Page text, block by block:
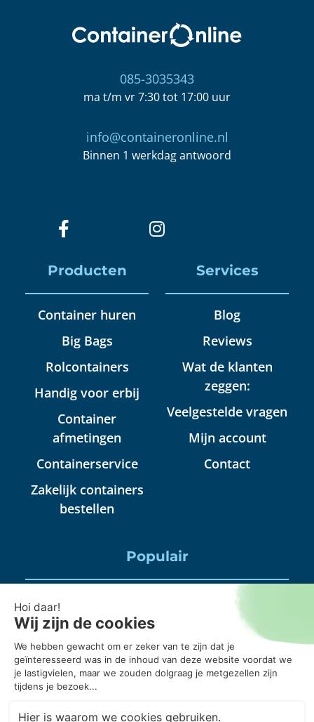
085-3035343
ma t/m vr 7:30 tot 17:00 uur
info@containeronline.nl
Binnen 1 werkdag antwoord
Producten
Container huren
Big Bags
Rolcontainers
Handig voor erbij
Container
afmetingen
Containerservice
Zakelijk containers
bestellen
Services
Blog
Reviews
Wat de klanten
zeggen:
Veelgestelde vragen
Mijn account
Contact
Populair
Huisraad container huren
Puinbak huren, mag daar alles in?
20 kuub container, wanneer gebruik je die?